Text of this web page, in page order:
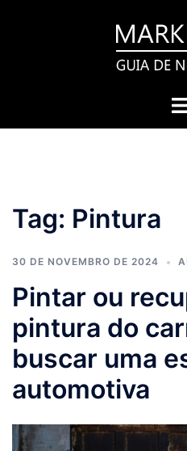
Tag: Pintura
30 DE NOVEMBRO DE 2024
Pintar ou
pintura do
buscar uma
automotiva